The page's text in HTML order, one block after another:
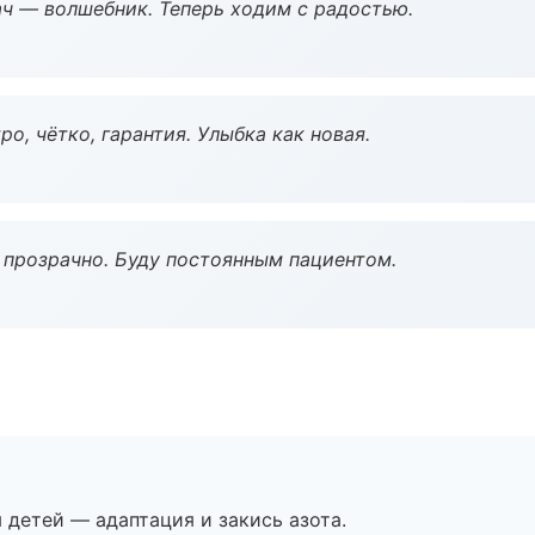
— волшебник. Теперь ходим с радостью.
чётко, гарантия. Улыбка как новая.
Буду постоянным пациентом.
— адаптация и закись азота.